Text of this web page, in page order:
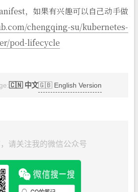
，如果有兴趣可以自己动手做
chengqing-su/kubernetes-
pod-lifecycle
🇨🇳 中文🇬🇧 English Version
请关注我的微信公众号